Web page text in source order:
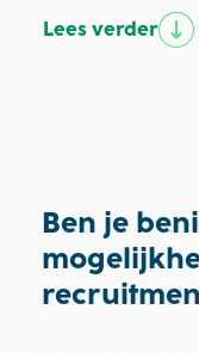
Lees verder
Ben je